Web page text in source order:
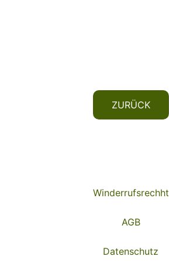
ZURÜCK
Winderrufsrechht
AGB
Datenschutz